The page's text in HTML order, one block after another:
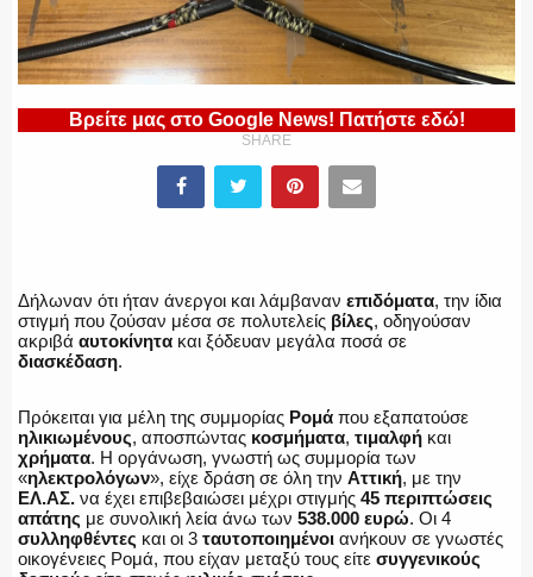
ΕΛΛΗΝΙΚΗ ΑΣΤΥΝΟΜΙΑ
ΕΚΑΒ
Βρείτε μας στο Google News! Πατήστε εδώ!
SHARE
Δήλωναν ότι ήταν άνεργοι και λάμβαναν επιδόματα, την ίδια
στιγμή που ζούσαν μέσα σε πολυτελείς βίλες, οδηγούσαν
ακριβά αυτοκίνητα και ξόδευαν μεγάλα ποσά σε
διασκέδαση.
Πρόκειται για μέλη της συμμορίας Ρομά που εξαπατούσε
ηλικιωμένους, αποσπώντας κοσμήματα, τιμαλφή και
χρήματα. Η οργάνωση, γνωστή ως συμμορία των
«ηλεκτρολόγων», είχε δράση σε όλη την Αττική, με την
ΕΛ.ΑΣ. να έχει επιβεβαιώσει μέχρι στιγμής 45 περιπτώσεις
απάτης με συνολική λεία άνω των 538.000 ευρώ. Οι 4
συλληφθέντες και οι 3 ταυτοποιημένοι ανήκουν σε γνωστές
οικογένειες Ρομά, που είχαν μεταξύ τους είτε συγγενικούς